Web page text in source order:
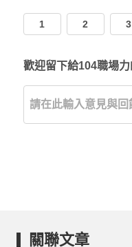
1 2 3
歡迎留下給104職場
關聯文章